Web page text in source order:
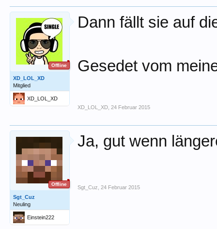
Offline
XD_LOL_XD
Mitglied
XD_LOL_XD
Dann fällt sie auf
Gesedet vom
XD_LOL_XD 24 Februar 2015
Offline
Sgt_Cuz
Neuling
Einstein222
Ja, gut wenn
Sgt_Cuz 24 Februar 2015